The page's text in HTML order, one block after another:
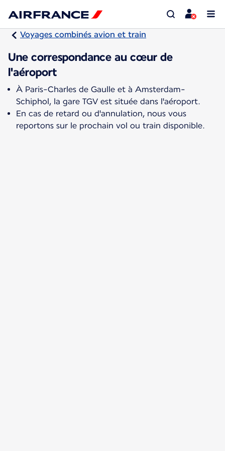
Voyages combinés avion et train
Une correspondance au cœur de
l'aéroport
À Paris-Charles de Gaulle et à Amsterdam-
Schiphol, la gare TGV est située dans l'aéroport.
En cas de retard ou d'annulation, nous vous
reportons sur le prochain vol ou train disponible.